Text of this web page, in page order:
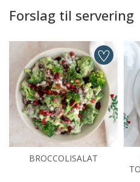
Forslag til servering
BROCCOLISALAT